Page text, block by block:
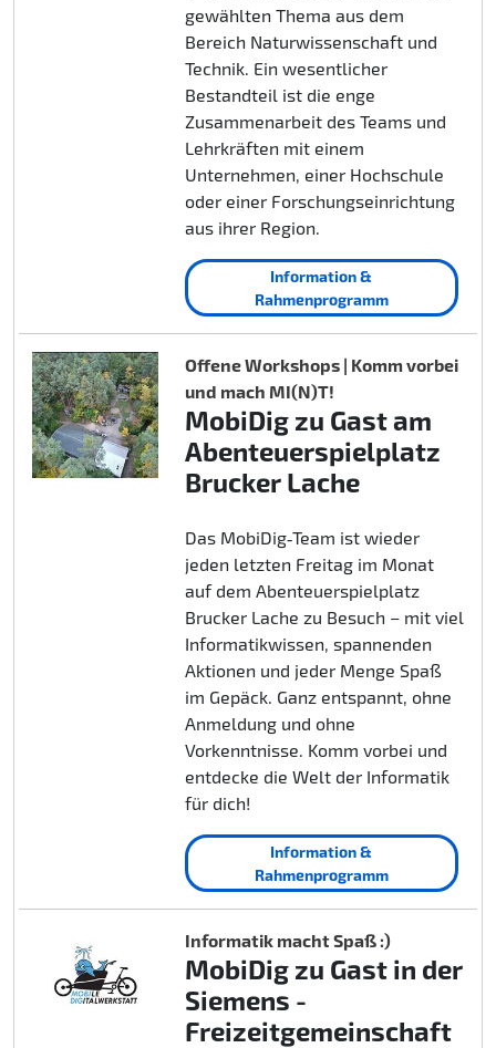
gewählten Thema aus dem
Bereich Naturwissenschaft und
Technik. Ein wesentlicher
Bestandteil ist die enge
Zusammenarbeit des Teams und
Lehrkräften mit einem
Unternehmen, einer Hochschule
oder einer Forschungseinrichtung
aus ihrer Region.
Information &
Rahmenprogramm
Offene Workshops | Komm vorbei
und mach MI(N)T!
MobiDig zu Gast am
Abenteuerspielplatz
Brucker Lache
Das MobiDig‑Team ist wieder
jeden letzten Freitag im Monat
auf dem Abenteuerspielplatz
Brucker Lache zu Besuch – mit viel
Informatikwissen, spannenden
Aktionen und jeder Menge Spaß
im Gepäck. Ganz entspannt, ohne
Anmeldung und ohne
Vorkenntnisse. Komm vorbei und
entdecke die Welt der Informatik
für dich!
Information &
Rahmenprogramm
Informatik macht Spaß :)
MobiDig zu Gast in der
Siemens -
Freizeitgemeinschaft